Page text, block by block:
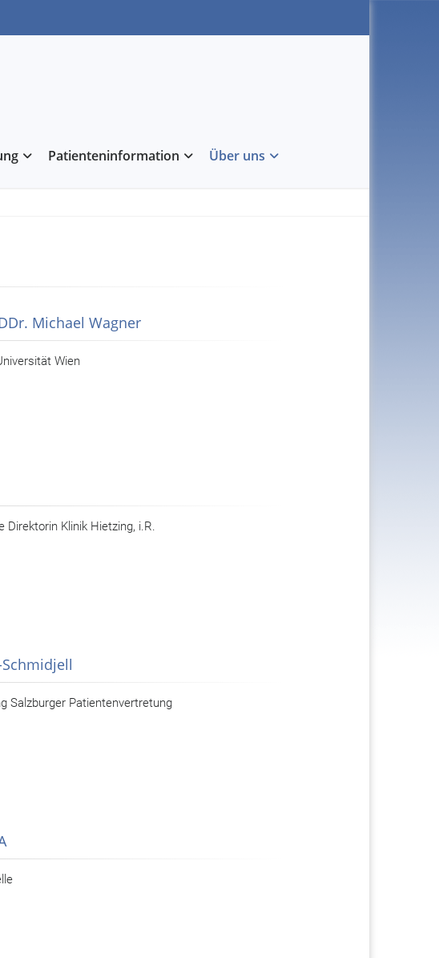
Patienteninformation Über uns
Michael Wagner
Wien
Direktorin Klinik Hietzing, i.R.
Salzburger Patientenvertretung